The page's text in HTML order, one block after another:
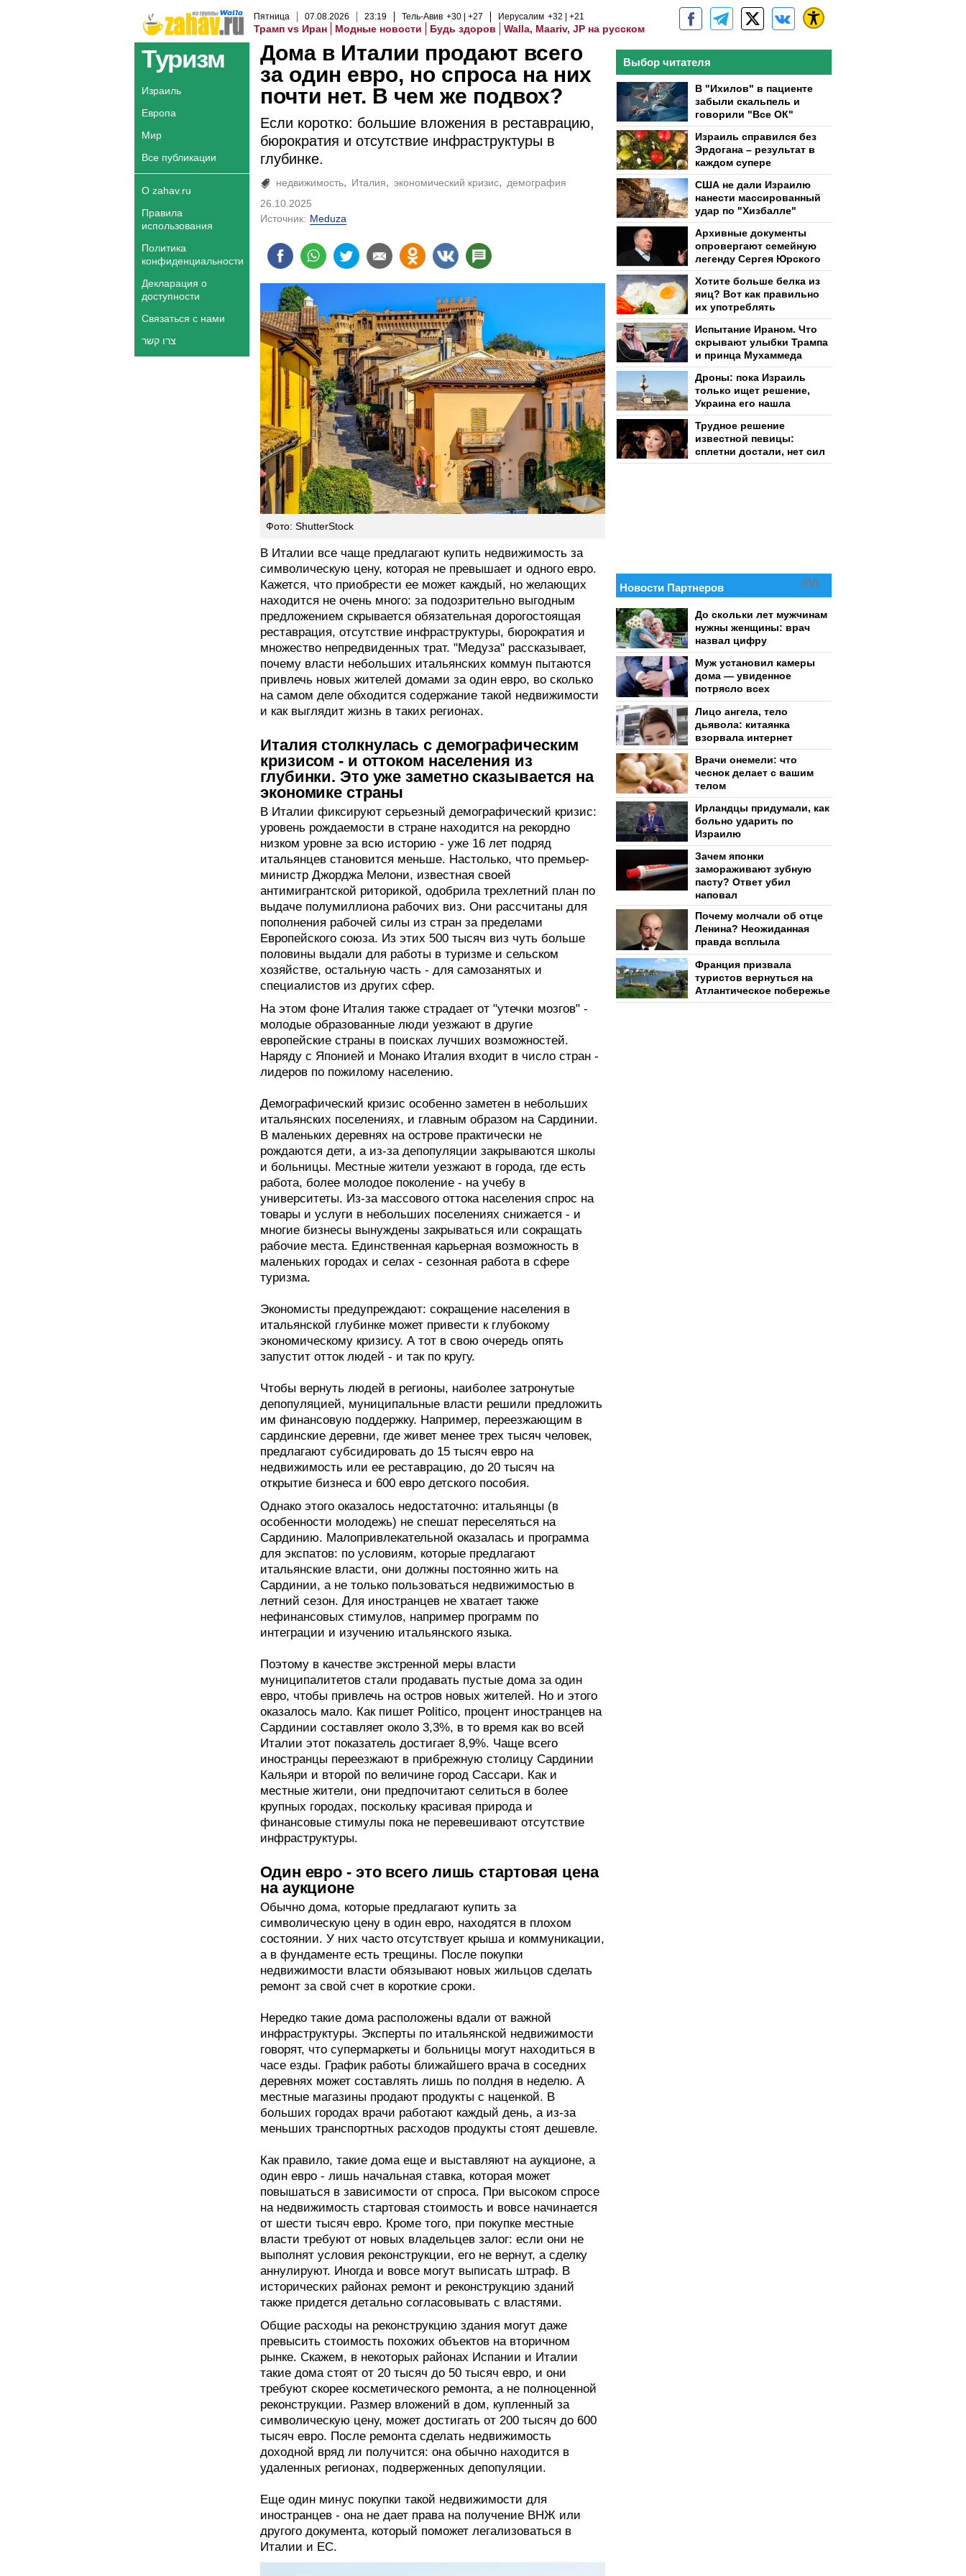
Пятница 07.08.2026 23:19 Тель-Авив +30 +27 Иерусалим +32 +21
Трамп vs Иран Модные новости Будь здоров Walla, Maariv, JP на русском
Туризм
Израиль
Европа
Мир
Все публикации
О zahav.ru
Правила
использования
Политика
конфиденциальности
Декларация о
доступности
Связаться с нами
צרו קשר
Дома в Италии продают всего
за один евро, но спроса на них
почти нет. В чем же подвох?
Если коротко: большие вложения в реставрацию,
бюрократия и отсутствие инфраструктуры в
глубинке.
недвижимость Италия экономический кризис
демография
26.10.2025
Источник: Meduza
Фото: ShutterStock
В Италии все чаще предлагают купить недвижимость за
символическую цену, которая не превышает и одного евро.
Кажется, что приобрести ее может каждый, но желающих
находится не очень много: за подозрительно выгодным
предложением скрывается обязательная дорогостоящая
реставрация, отсутствие инфраструктуры, бюрократия и
множество непредвиденных трат. "Медуза" рассказывает,
почему власти небольших итальянских коммун пытаются
привлечь новых жителей домами за один евро, во сколько
на самом деле обходится содержание такой недвижимости
и как выглядит жизнь в таких регионах.
Италия столкнулась с демографическим
кризисом - и оттоком населения из
глубинки. Это уже заметно сказывается на
экономике страны
В Италии фиксируют серьезный демографический кризис:
уровень рождаемости в стране находится на рекордно
низком уровне за всю историю - уже 16 лет подряд
итальянцев становится меньше. Настолько, что премьер-
министр Джорджа Мелони, известная своей
антимигрантской риторикой, одобрила трехлетний план по
выдаче полумиллиона рабочих виз. Они рассчитаны для
пополнения рабочей силы из стран за пределами
Европейского союза. Из этих 500 тысяч виз чуть больше
половины выдали для работы в туризме и сельском
хозяйстве, остальную часть - для самозанятых и
специалистов из других сфер.
На этом фоне Италия также страдает от "утечки мозгов" -
молодые образованные люди уезжают в другие
европейские страны в поисках лучших возможностей.
Наряду с Японией и Монако Италия входит в число стран -
лидеров по пожилому населению.
Демографический кризис особенно заметен в небольших
итальянских поселениях, и главным образом на Сардинии.
В маленьких деревнях на острове практически не
рождаются дети, а из-за депопуляции закрываются школы
и больницы. Местные жители уезжают в города, где есть
работа, более молодое поколение - на учебу в
университеты. Из-за массового оттока населения спрос на
товары и услуги в небольших поселениях снижается - и
многие бизнесы вынуждены закрываться или сокращать
рабочие места. Единственная карьерная возможность в
маленьких городах и селах - сезонная работа в сфере
туризма.
Экономисты предупреждают: сокращение населения в
итальянской глубинке может привести к глубокому
экономическому кризису. А тот в свою очередь опять
запустит отток людей - и так по кругу.
Чтобы вернуть людей в регионы, наиболее затронутые
депопуляцией, муниципальные власти решили предложить
им финансовую поддержку. Например, переезжающим в
сардинские деревни, где живет менее трех тысяч человек,
предлагают субсидировать до 15 тысяч евро на
недвижимость или ее реставрацию, до 20 тысяч на
открытие бизнеса и 600 евро детского пособия.
Однако этого оказалось недостаточно: итальянцы (в
особенности молодежь) не спешат переселяться на
Сардинию. Малопривлекательной оказалась и программа
для экспатов: по условиям, которые предлагают
итальянские власти, они должны постоянно жить на
Сардинии, а не только пользоваться недвижимостью в
летний сезон. Для иностранцев не хватает также
нефинансовых стимулов, например программ по
интеграции и изучению итальянского языка.
Поэтому в качестве экстренной меры власти
муниципалитетов стали продавать пустые дома за один
евро, чтобы привлечь на остров новых жителей. Но и этого
оказалось мало. Как пишет Politico, процент иностранцев на
Сардинии составляет около 3,3%, в то время как во всей
Италии этот показатель достигает 8,9%. Чаще всего
иностранцы переезжают в прибрежную столицу Сардинии
Кальяри и второй по величине город Сассари. Как и
местные жители, они предпочитают селиться в более
крупных городах, поскольку красивая природа и
финансовые стимулы пока не перевешивают отсутствие
инфраструктуры.
Один евро - это всего лишь стартовая цена
на аукционе
Обычно дома, которые предлагают купить за
символическую цену в один евро, находятся в плохом
состоянии. У них часто отсутствует крыша и коммуникации,
а в фундаменте есть трещины. После покупки
недвижимости власти обязывают новых жильцов сделать
ремонт за свой счет в короткие сроки.
Нередко такие дома расположены вдали от важной
инфраструктуры. Эксперты по итальянской недвижимости
говорят, что супермаркеты и больницы могут находиться в
часе езды. График работы ближайшего врача в соседних
деревнях может составлять лишь по полдня в неделю. А
местные магазины продают продукты с наценкой. В
больших городах врачи работают каждый день, а из-за
меньших транспортных расходов продукты стоят дешевле.
Как правило, такие дома еще и выставляют на аукционе, а
один евро - лишь начальная ставка, которая может
повышаться в зависимости от спроса. При высоком спросе
на недвижимость стартовая стоимость и вовсе начинается
от шести тысяч евро. Кроме того, при покупке местные
власти требуют от новых владельцев залог: если они не
выполнят условия реконструкции, его не вернут, а сделку
аннулируют. Иногда и вовсе могут выписать штраф. В
исторических районах ремонт и реконструкцию зданий
также придется детально согласовывать с властями.
Общие расходы на реконструкцию здания могут даже
превысить стоимость похожих объектов на вторичном
рынке. Скажем, в некоторых районах Испании и Италии
такие дома стоят от 20 тысяч до 50 тысяч евро, и они
требуют скорее косметического ремонта, а не полноценной
реконструкции. Размер вложений в дом, купленный за
символическую цену, может достигать от 200 тысяч до 600
тысяч евро. После ремонта сделать недвижимость
доходной вряд ли получится: она обычно находится в
удаленных регионах, подверженных депопуляции.
Еще один минус покупки такой недвижимости для
иностранцев - она не дает права на получение ВНЖ или
другого документа, который поможет легализоваться в
Италии и ЕС.
Выбор читателя
В "Ихилов" в пациенте
забыли скальпель и
говорили "Все ОК"
Израиль справился без
Эрдогана – результат в
каждом супере
США не дали Израилю
нанести массированный
удар по "Хизбалле"
Архивные документы
опровергают семейную
легенду Сергея Юрского
Хотите больше белка из
яиц? Вот как правильно
их употреблять
Испытание Ираном. Что
скрывают улыбки Трампа
и принца Мухаммеда
Дроны: пока Израиль
только ищет решение,
Украина его нашла
Трудное решение
известной певицы:
сплетни достали, нет сил